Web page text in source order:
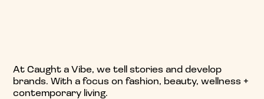
At Caught a Vibe, we tell stories and develop
brands. With a focus on fashion, beauty, wellness +
contemporary living.